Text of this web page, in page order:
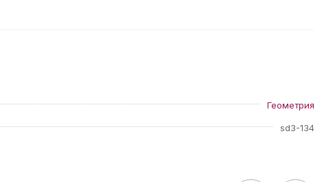
Геометрия
sd3-134